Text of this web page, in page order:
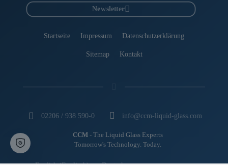
Startseite Impressum Datenschutzerklärung
Sitemap Kontakt
02206 / 938 590-0 info@ccm-liquid-glass.com
Newsletter
CCM - The Liquid Glass Experts
Tomorrow's Technology. Today.